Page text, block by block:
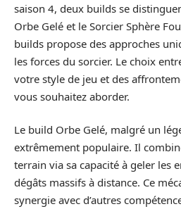
saison 4, deux builds se
Orbe Gelé et le Sorcier Sphère
builds propose des approches
les forces du sorcier. Le choix
votre style de jeu et des
vous souhaitez aborder.
Le build Orbe Gelé, malgré un
extrêmement populaire. Il
terrain via sa capacité à geler les
dégâts massifs à distance. Ce
synergie avec d’autres